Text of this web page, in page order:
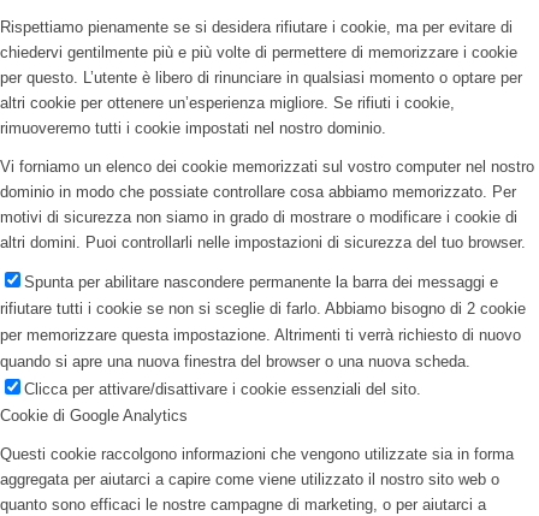
Rispettiamo pienamente se si desidera rifiutare i cookie, ma per evitare di
chiedervi gentilmente più e più volte di permettere di memorizzare i cookie
per questo. L’utente è libero di rinunciare in qualsiasi momento o optare per
altri cookie per ottenere un’esperienza migliore. Se rifiuti i cookie,
rimuoveremo tutti i cookie impostati nel nostro dominio.
Vi forniamo un elenco dei cookie memorizzati sul vostro computer nel nostro
dominio in modo che possiate controllare cosa abbiamo memorizzato. Per
motivi di sicurezza non siamo in grado di mostrare o modificare i cookie di
altri domini. Puoi controllarli nelle impostazioni di sicurezza del tuo browser.
Spunta per abilitare nascondere permanente la barra dei messaggi e
rifiutare tutti i cookie se non si sceglie di farlo. Abbiamo bisogno di 2 cookie
per memorizzare questa impostazione. Altrimenti ti verrà richiesto di nuovo
quando si apre una nuova finestra del browser o una nuova scheda.
Clicca per attivare/disattivare i cookie essenziali del sito.
Cookie di Google Analytics
Questi cookie raccolgono informazioni che vengono utilizzate sia in forma
aggregata per aiutarci a capire come viene utilizzato il nostro sito web o
quanto sono efficaci le nostre campagne di marketing, o per aiutarci a